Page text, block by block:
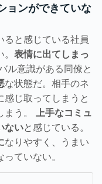
ョンができていな
ると感じている社員
表情に出てしまっ
ル意識がある同僚と
な状態だ。相手のネ
感じ取ってしまうと
まう。
上手なコミュ
ないと感じている。
なりやすく、うまい
ていない。